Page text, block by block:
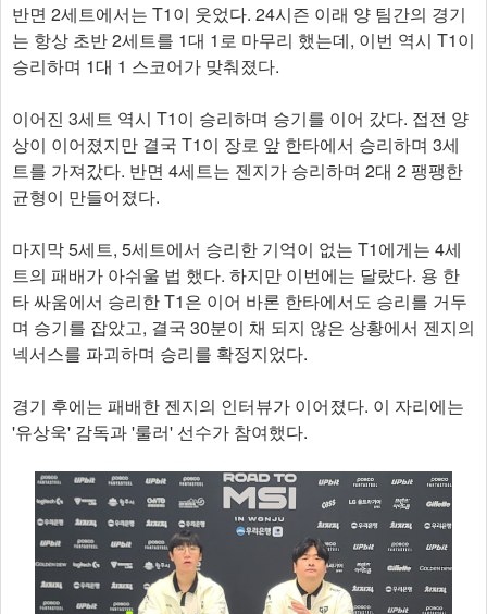
반면 2세트에서는 T1이 웃었다. 24시즌 이래 양 팀간의 경기
는 항상 초반 2세트를 1대 1로 마무리 했는데, 이번 역시 T1이
승리하며 1대 1 스코어가 맞춰졌다.
이어진 3세트 역시 T1이 승리하며 승기를 이어 갔다. 접전 양
상이 이어졌지만 결국 T1이 장로 앞 한타에서 승리하며 3세
트를 가져갔다. 반면 4세트는 젠지가 승리하며 2대 2 팽팽한
균형이 만들어졌다.
마지막 5세트, 5세트에서 승리한 기억이 없는 T1에게는 4세
트의 패배가 아쉬울 법 했다. 하지만 이번에는 달랐다. 용 한
타 싸움에서 승리한 T1은 이어 바론 한타에서도 승리를 거두
며 승기를 잡았고, 결국 30분이 채 되지 않은 상황에서 젠지의
넥서스를 파괴하며 승리를 확정지었다.
경기 후에는 패배한 젠지의 인터뷰가 이어졌다. 이 자리에는
'유상욱' 감독과 '룰러' 선수가 참여했다.